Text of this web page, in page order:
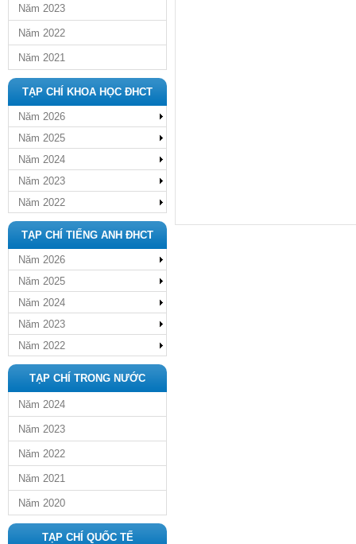
Năm 2023
Năm 2022
Năm 2021
TẠP CHÍ KHOA HỌC ĐHCT
Năm 2026
Năm 2025
Năm 2024
Năm 2023
Năm 2022
TẠP CHÍ TIẾNG ANH ĐHCT
Năm 2026
Năm 2025
Năm 2024
Năm 2023
Năm 2022
TẠP CHÍ TRONG NƯỚC
Năm 2024
Năm 2023
Năm 2022
Năm 2021
Năm 2020
TẠP CHÍ QUỐC TẾ